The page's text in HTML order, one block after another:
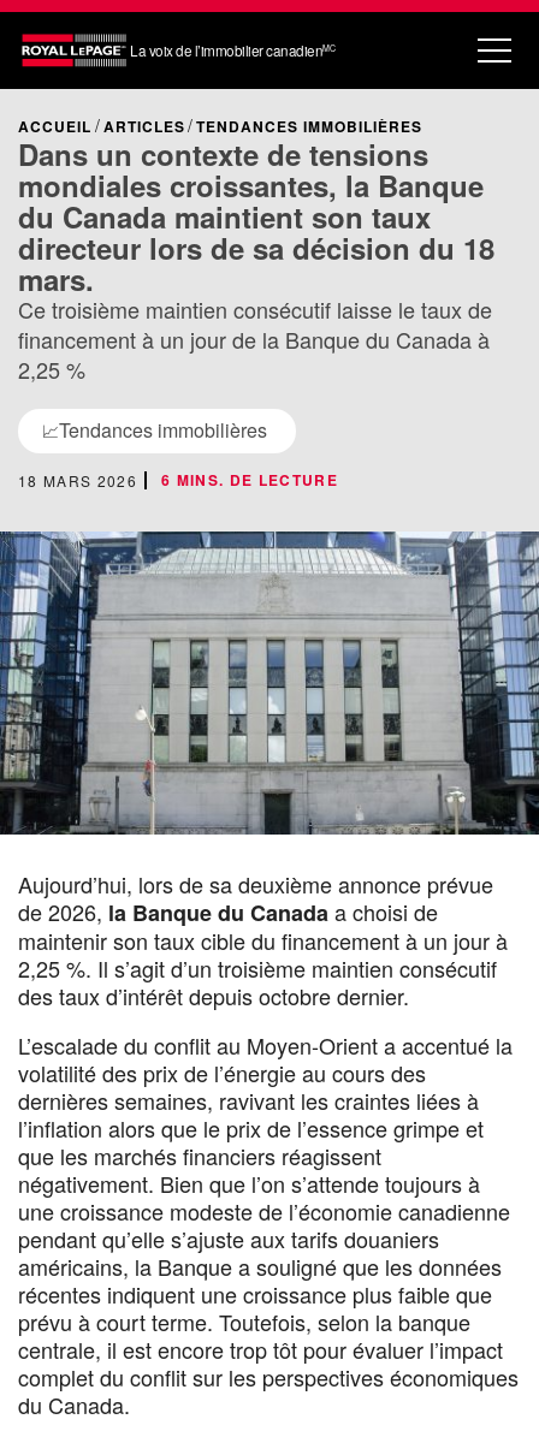
La voix de l’immobilier canadienMC
ACCUEIL ARTICLES TENDANCES IMMOBILIÈRES
Dans un contexte de tensions
mondiales croissantes, la Banque
du Canada maintient son taux
directeur lors de sa décision du 18
mars.
Ce troisième maintien consécutif laisse le taux de
financement à un jour de la Banque du Canada à
2,25 %
📈Tendances immobilières
18 MARS 2026 6 MINS. DE LECTURE
Aujourd’hui, lors de sa deuxième annonce prévue
de 2026, la Banque du Canadaa choisi de
maintenir son taux cible du financement à un jour à
2,25 %. Il s’agit d’un troisième maintien consécutif
des taux d’intérêt depuis octobre dernier.
L’escalade du conflit au Moyen-Orient a accentué la
volatilité des prix de l’énergie au cours des
dernières semaines, ravivant les craintes liées à
l’inflation alors que le prix de l’essence grimpe et
que les marchés financiers réagissent
négativement. Bien que l’on s’attende toujours à
une croissance modeste de l’économie canadienne
pendant qu’elle s’ajuste aux tarifs douaniers
américains, la Banque a souligné que les données
récentes indiquent une croissance plus faible que
prévu à court terme. Toutefois, selon la banque
centrale, il est encore trop tôt pour évaluer l’impact
complet du conflit sur les perspectives économiques
du Canada.